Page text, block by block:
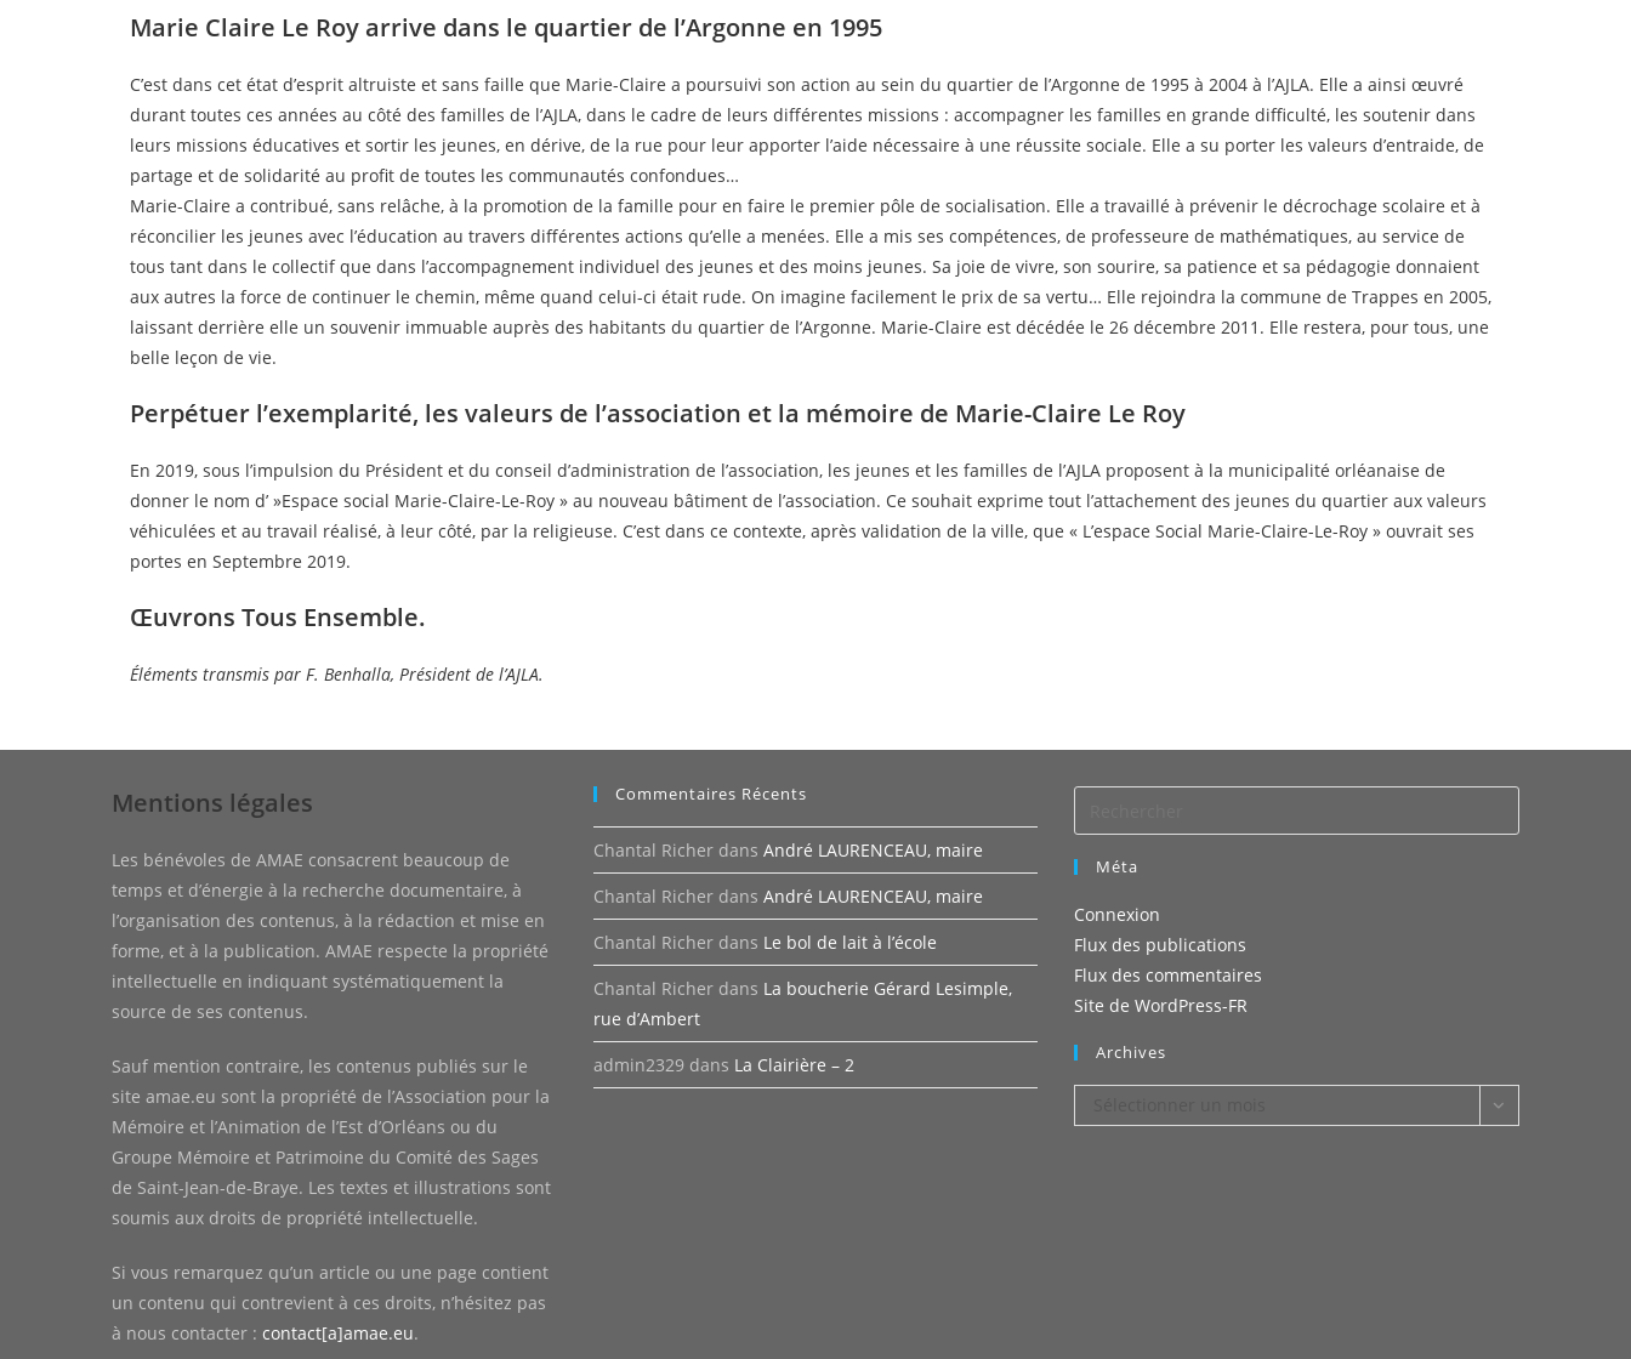
Marie Claire Le Roy arrive dans le quartier de l’Argonne en 1995
C’est dans cet état d’esprit altruiste et sans faille que Marie-Claire a poursuivi son action au sein du quartier de l’Argonne de 1995 à 2004 à l’AJLA. Elle a ainsi œuvré
durant toutes ces années au côté des familles de l’AJLA, dans le cadre de leurs différentes missions : accompagner les familles en grande difficulté, les soutenir dans
leurs missions éducatives et sortir les jeunes, en dérive, de la rue pour leur apporter l’aide nécessaire à une réussite sociale. Elle a su porter les valeurs d’entraide, de
partage et de solidarité au profit de toutes les communautés confondues…
Marie-Claire a contribué, sans relâche, à la promotion de la famille pour en faire le premier pôle de socialisation. Elle a travaillé à prévenir le décrochage scolaire et à
réconcilier les jeunes avec l’éducation au travers différentes actions qu’elle a menées. Elle a mis ses compétences, de professeure de mathématiques, au service de
tous tant dans le collectif que dans l’accompagnement individuel des jeunes et des moins jeunes. Sa joie de vivre, son sourire, sa patience et sa pédagogie donnaient
aux autres la force de continuer le chemin, même quand celui-ci était rude. On imagine facilement le prix de sa vertu… Elle rejoindra la commune de Trappes en 2005,
laissant derrière elle un souvenir immuable auprès des habitants du quartier de l’Argonne. Marie-Claire est décédée le 26 décembre 2011. Elle restera, pour tous, une
belle leçon de vie.
Perpétuer l’exemplarité, les valeurs de l’association et la mémoire de Marie-Claire Le Roy
En 2019, sous l’impulsion du Président et du conseil d’administration de l’association, les jeunes et les familles de l’AJLA proposent à la municipalité orléanaise de
donner le nom d’ »Espace social Marie-Claire-Le-Roy » au nouveau bâtiment de l’association. Ce souhait exprime tout l’attachement des jeunes du quartier aux valeurs
véhiculées et au travail réalisé, à leur côté, par la religieuse. C’est dans ce contexte, après validation de la ville, que « L’espace Social Marie-Claire-Le-Roy » ouvrait ses
portes en Septembre 2019.
Œuvrons Tous Ensemble.
Éléments transmis par F. Benhalla, Président de l’AJLA.
Mentions légales
Les bénévoles de AMAE consacrent beaucoup de
temps et d’énergie à la recherche documentaire, à
l’organisation des contenus, à la rédaction et mise en
forme, et à la publication. AMAE respecte la propriété
intellectuelle en indiquant systématiquement la
source de ses contenus.
Sauf mention contraire, les contenus publiés sur le
site amae.eu sont la propriété de l’Association pour la
Mémoire et l’Animation de l’Est d’Orléans ou du
Groupe Mémoire et Patrimoine du Comité des Sages
de Saint-Jean-de-Braye. Les textes et illustrations sont
soumis aux droits de propriété intellectuelle.
Si vous remarquez qu’un article ou une page contient
un contenu qui contrevient à ces droits, n’hésitez pas
à nous contacter : contact[a]amae.eu.
Commentaires Récents
Chantal Richerdans André LAURENCEAU, maire
Chantal Richerdans André LAURENCEAU, maire
Chantal Richerdans Le bol de lait à l’école
Chantal Richerdans La boucherie Gérard Lesimple,
rue d’Ambert
admin2329 dans La Clairière – 2
Méta
Connexion
Flux des publications
Flux des commentaires
Site de WordPress-FR
Archives